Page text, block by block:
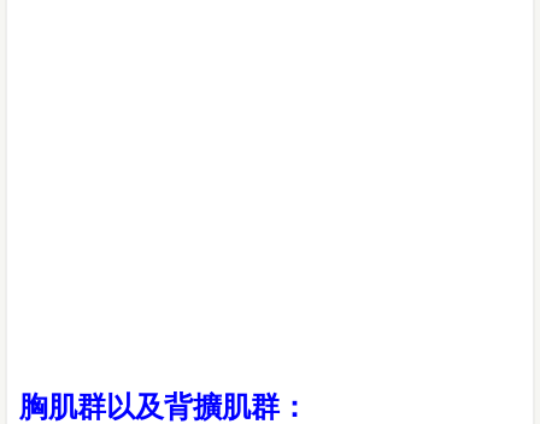
胸肌群以及背擴肌群：